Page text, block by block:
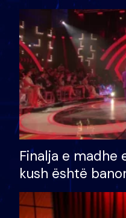
Finalja e madhe
kush është
shtëpinë dhe
të fituar çmimin